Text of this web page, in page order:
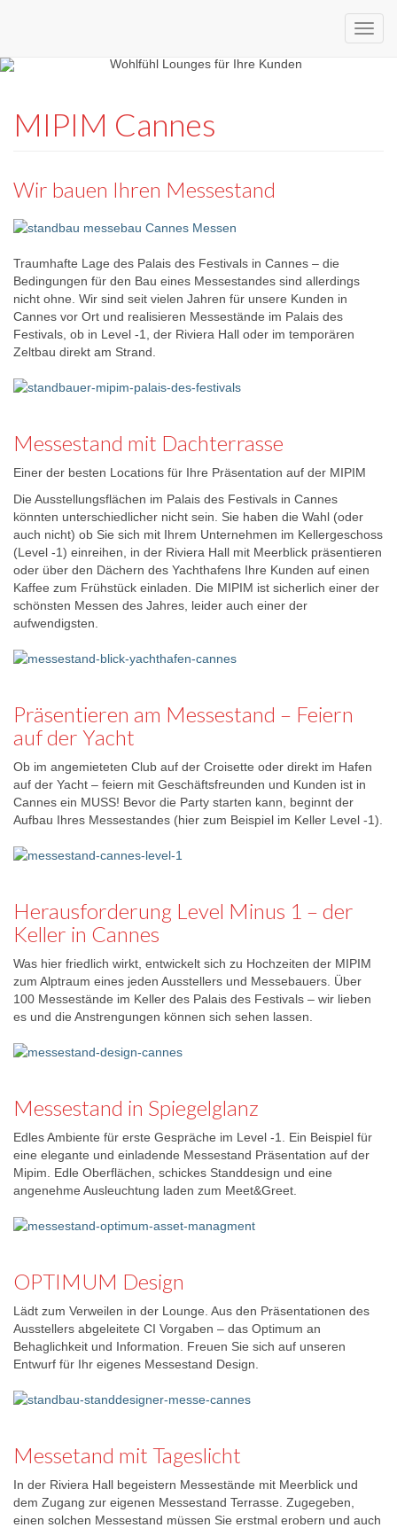
expo24seven
eventware
MIPIM Cannes
Wir bauen Ihren Messestand
Traumhafte Lage des Palais des Festivals in Cannes – die
Bedingungen für den Bau eines Messestandes sind allerdings
nicht ohne. Wir sind seit vielen Jahren für unsere Kunden in
Cannes vor Ort und realisieren Messestände im Palais des
Festivals, ob in Level -1, der Riviera Hall oder im temporären
Zeltbau direkt am Strand.
Messestand mit Dachterrasse
Einer der besten Locations für Ihre Präsentation auf der MIPIM
Die Ausstellungsflächen im Palais des Festivals in Cannes
könnten unterschiedlicher nicht sein. Sie haben die Wahl (oder
auch nicht) ob Sie sich mit Ihrem Unternehmen im Kellergeschoss
(Level -1) einreihen, in der Riviera Hall mit Meerblick präsentieren
oder über den Dächern des Yachthafens Ihre Kunden auf einen
Kaffee zum Frühstück einladen. Die MIPIM ist sicherlich einer der
schönsten Messen des Jahres, leider auch einer der
aufwendigsten.
Präsentieren am Messestand – Feiern
auf der Yacht
Ob im angemieteten Club auf der Croisette oder direkt im Hafen
auf der Yacht – feiern mit Geschäftsfreunden und Kunden ist in
Cannes ein MUSS! Bevor die Party starten kann, beginnt der
Aufbau Ihres Messestandes (hier zum Beispiel im Keller Level -1).
Herausforderung Level Minus 1 – der
Keller in Cannes
Was hier friedlich wirkt, entwickelt sich zu Hochzeiten der MIPIM
zum Alptraum eines jeden Ausstellers und Messebauers. Über
100 Messestände im Keller des Palais des Festivals – wir lieben
es und die Anstrengungen können sich sehen lassen.
Messestand in Spiegelglanz
Edles Ambiente für erste Gespräche im Level -1. Ein Beispiel für
eine elegante und einladende Messestand Präsentation auf der
Mipim. Edle Oberflächen, schickes Standdesign und eine
angenehme Ausleuchtung laden zum Meet&Greet.
OPTIMUM Design
Lädt zum Verweilen in der Lounge. Aus den Präsentationen des
Ausstellers abgeleitete CI Vorgaben – das Optimum an
Behaglichkeit und Information. Freuen Sie sich auf unseren
Entwurf für Ihr eigenes Messestand Design.
Messetand mit Tageslicht
In der Riviera Hall begeistern Messestände mit Meerblick und
dem Zugang zur eigenen Messestand Terrasse. Zugegeben,
einen solchen Messestand müssen Sie erstmal erobern und auch